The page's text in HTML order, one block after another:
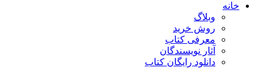
خانه
وبلاگ
روش خرید
معرفی کتاب
آثار نویسندگان
دانلود رایگان کتاب